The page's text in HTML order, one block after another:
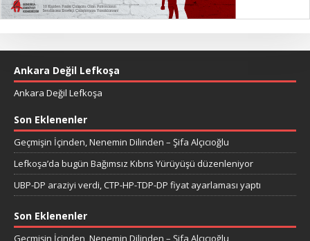
Ankara Değil Lefkoşa
Ankara Değil Lefkoşa
Son Eklenenler
Geçmişin İçinden, Nenemin Dilinden – Şifa Alçıcıoğlu
Lefkoşa’da bugün Bağımsız Kıbrıs Yürüyüşü düzenleniyor
UBP-DP araziyi verdi, CTP-HP-TDP-DP fiyat ayarlaması yaptı
Son Eklenenler
Geçmişin İçinden, Nenemin Dilinden – Şifa Alçıcıoğlu